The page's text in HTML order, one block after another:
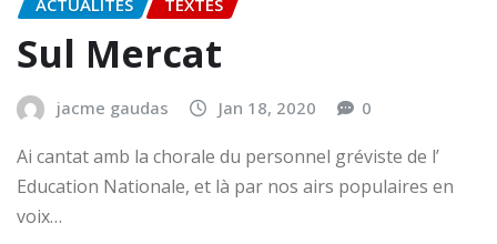
Sul Mercat
jacme gaudas Jan 18, 2020 0
Ai cantat amb la chorale du personnel gréviste de l’
Education Nationale, et là par nos airs populaires en
voix…